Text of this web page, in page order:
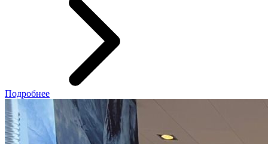
Подробнее